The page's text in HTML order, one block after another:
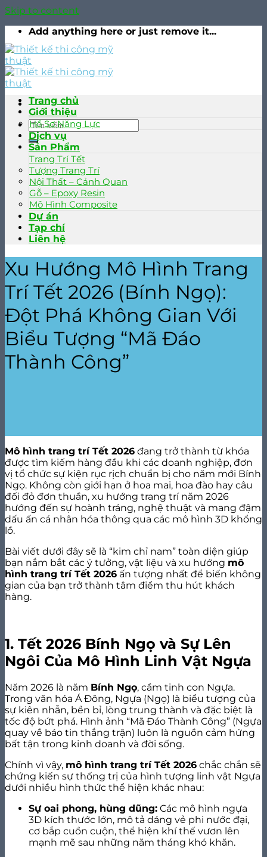
Skip to content
Add anything here or just remove it...
Trang chủ
Giới thiệu
Hồ Sơ Năng Lực
Dịch vụ
Sản Phẩm
Trang Trí Tết
Tượng Trang Trí
Nội Thất – Cảnh Quan
Gỗ – Epoxy Resin
Mô Hình Composite
Dự án
Tạp chí
Liên hệ
Xu Hướng Mô Hình Trang
Trí Tết 2026 (Bính Ngọ):
Đột Phá Không Gian Với
Biểu Tượng “Mã Đáo
Thành Công”
Mô hình trang trí Tết 2026 đang trở thành từ khóa
được tìm kiếm hàng đầu khi các doanh nghiệp, đơn
vị tổ chức sự kiện rục rịch chuẩn bị cho năm mới Bính
Ngọ. Không còn giới hạn ở hoa mai, hoa đào hay câu
đối đỏ đơn thuần, xu hướng trang trí năm 2026
hướng đến sự hoành tráng, nghệ thuật và mang đậm
dấu ấn cá nhân hóa thông qua các mô hình 3D khổng
lồ.
Bài viết dưới đây sẽ là “kim chỉ nam” toàn diện giúp
bạn nắm bắt các ý tưởng, vật liệu và xu hướng mô
hình trang trí Tết 2026 ấn tượng nhất để biến không
gian của bạn trở thành tâm điểm thu hút khách
hàng.
1. Tết 2026 Bính Ngọ và Sự Lên
Ngôi Của Mô Hình Linh Vật Ngựa
Năm 2026 là năm Bính Ngọ, cầm tinh con Ngựa.
Trong văn hóa Á Đông, Ngựa (Ngọ) là biểu tượng của
sự kiên nhẫn, bền bỉ, lòng trung thành và đặc biệt là
tốc độ bứt phá. Hình ảnh “Mã Đáo Thành Công” (Ngựa
quay về báo tin thắng trận) luôn là nguồn cảm hứng
bất tận trong kinh doanh và đời sống.
Chính vì vậy, mô hình trang trí Tết 2026 chắc chắn sẽ
chứng kiến sự thống trị của hình tượng linh vật Ngựa
dưới nhiều hình thức thể hiện khác nhau:
Sự oai phong, hùng dũng: Các mô hình ngựa
3D kích thước lớn, mô tả dáng vẻ phi nước đại,
cơ bắp cuồn cuộn, thể hiện khí thế vươn lên
mạnh mẽ sau những năm tháng khó khăn.